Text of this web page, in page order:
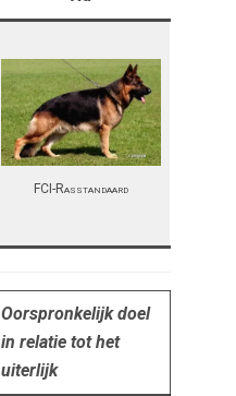
FCI-Rasstandaard
Oorspronkelijk doel
in relatie tot het
uiterlijk